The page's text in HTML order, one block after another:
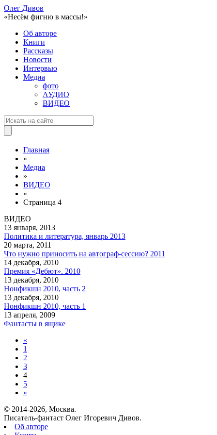
Олег Дивов
«Несём фигню в массы!»
Об авторе
Книги
Рассказы
Новости
Интервью
Медиа
фото
АУДИО
ВИДЕО
Главная
»
Медиа
»
ВИДЕО
»
Страница 4
ВИДЕО
13 января, 2013
Политика и литература, январь 2013
20 марта, 2011
Что нужно приносить на автограф-сессию? 2011
14 декабря, 2010
Премия «Дебют». 2010
13 декабря, 2010
Нонфикшн 2010, часть 2
13 декабря, 2010
Нонфикшн 2010, часть 1
13 апреля, 2009
Фантасты в ящике
«
1
2
3
4
5
»
© 2014-2026, Москва.
Писатель-фантаст Олег Игоревич Дивов.
Об авторе